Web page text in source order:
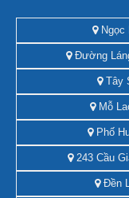
Ngọc
Đường
Tây
Mỗ
Phố
243 Cầu
Đền